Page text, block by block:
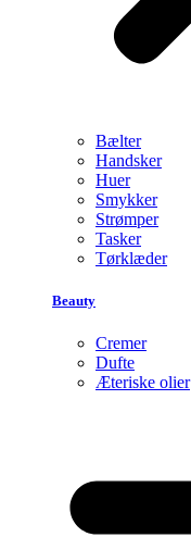
Bælter
Handsker
Huer
Smykker
Strømper
Tasker
Tørklæder
Beauty
Cremer
Dufte
Æteriske olier